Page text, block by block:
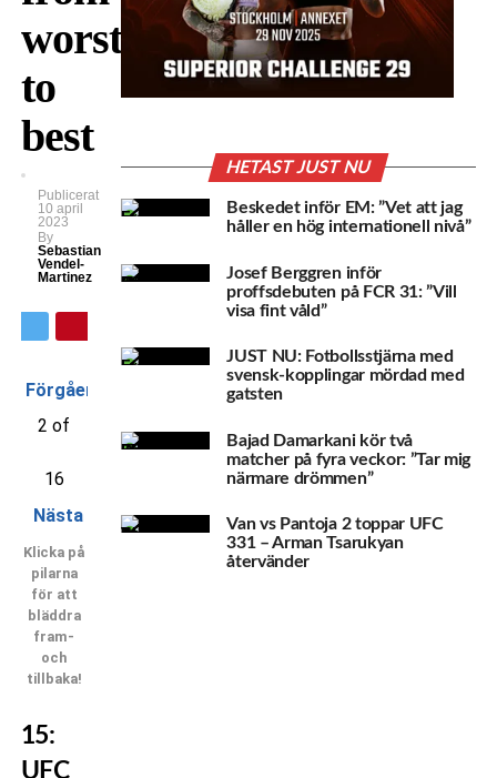
worst
to
best
Publicerat
10 april
2023
By
Sebastian
Vendel-
Martinez
Förgående
2 of
16
Nästa
Klicka på
pilarna
för att
bläddra
fram-
och
tillbaka!
15:
UFC
HETAST JUST NU
Beskedet inför EM: ”Vet att jag
håller en hög internationell nivå”
Josef Berggren inför
proffsdebuten på FCR 31: ”Vill
visa fint våld”
JUST NU: Fotbollsstjärna med
svensk-kopplingar mördad med
gatsten
Bajad Damarkani kör två
matcher på fyra veckor: ”Tar mig
närmare drömmen”
Van vs Pantoja 2 toppar UFC
331 – Arman Tsarukyan
återvänder